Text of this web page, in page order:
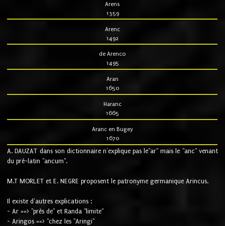
Arens
1359
Arenc
1492
de Arenco
1495
Aran
1650
Haranc
1665
Aranc en Bugey
1670
A. DAUZAT dans son dictionnaire n'explique pas le"ar" mais le "anc" venant
du pré-latin "ancum".
M.T MORLET et E. NEGRE proposent le patronyme germanique Arincus.
Il existe d'autres explications :
- Ar ==> "près de" et Randa "limite"
- Aringos ==> "chez les "Aringi"